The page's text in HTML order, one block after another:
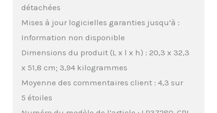
détachées
Mises à jour logicielles garanties jusqu’à :
Information non disponible
Dimensions du produit (L x l x h) : 20,3 x 32,3
x 51,8 cm; 3,94 kilogrammes
Moyenne des commentaires client : 4,3 sur
5 étoiles